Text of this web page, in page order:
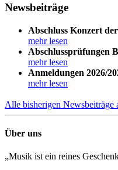
Newsbeiträge
Abschluss Konzert
mehr lesen
Abschlussprüfungen
mehr lesen
Anmeldungen 2026/
mehr lesen
Alle bisherigen Newsbeiträge
Über uns
„Musik ist ein reines